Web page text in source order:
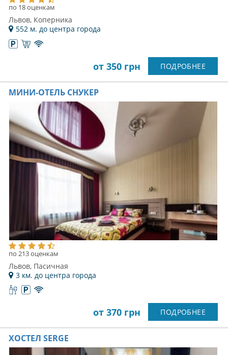
по 18 оценкам
Львов, Коперника
552 м. до центра города
от 350 грн ПОДРОБНЕЕ
МИНИ-ОТЕЛЬ СНУКЕР
по 213 оценкам
Львов, Пасичная
3 км. до центра города
от 370 грн ПОДРОБНЕЕ
ХОСТЕЛ SERGE